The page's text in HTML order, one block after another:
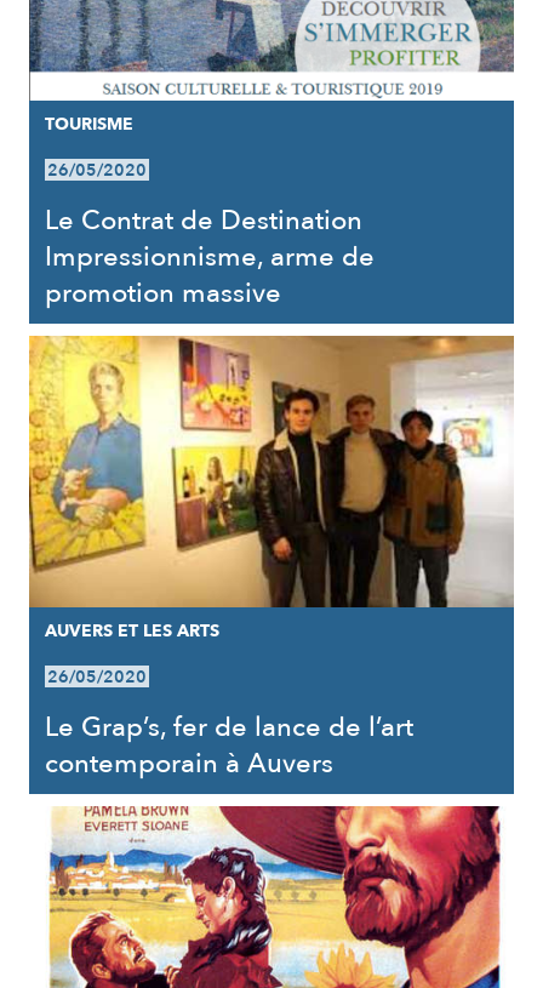
TOURISME
26/05/2020
Le Contrat de Destination
Impressionnisme, arme de
promotion massive
AUVERS ET LES ARTS
26/05/2020
Le Grap’s, fer de lance de l’art
contemporain à Auvers